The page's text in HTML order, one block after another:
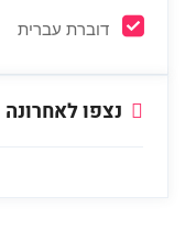
דוברת עברית
נצפו לאחרונה